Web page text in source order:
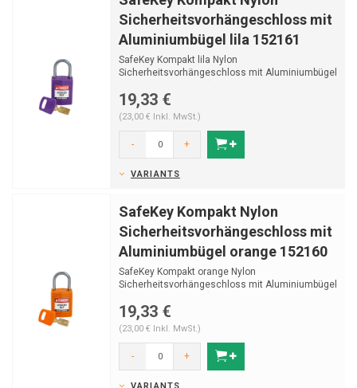
Sicherheitsvorhängeschloss mit
Aluminiumbügel lila 152161
SafeKey Kompakt lila Nylon
Sicherheitsvorhängeschloss mit Aluminiumbügel
19,33 €
(23,00 € Inkl. MwSt.)
- +
VARIANTS
SafeKey Kompakt Nylon
Sicherheitsvorhängeschloss mit
Aluminiumbügel orange 152160
SafeKey Kompakt orange Nylon
Sicherheitsvorhängeschloss mit Aluminiumbügel
19,33 €
(23,00 € Inkl. MwSt.)
- +